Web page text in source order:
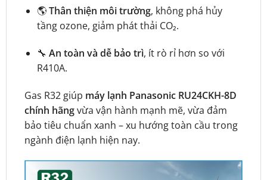
🌎Thân thiện môi trường, không phá hủy
tầng ozone, giảm phát thải CO₂.
🔧 An toàn và dễ bảo trì, ít rò rỉ hơn so với
R410A.
Gas R32 giúp máy lạnh Panasonic RU24CKH-8D
chính hãngvừa vận hành mạnh mẽ, vừa đảm
bảo tiêu chuẩn xanh – xu hướng toàn cầu trong
ngành điện lạnh hiện nay.